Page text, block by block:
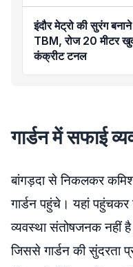
इंदौर मेट्रो की सुरंग
TBM, रोज 20 मीटर
कंक्रीट टनल
गार्डन में सफाई
बांगड़दा से निकलकर
गार्डन पहुंचे। यहां पहुंचकर
व्यवस्था संतोषजनक नहीं
जिससे गार्डन की सुंदरता